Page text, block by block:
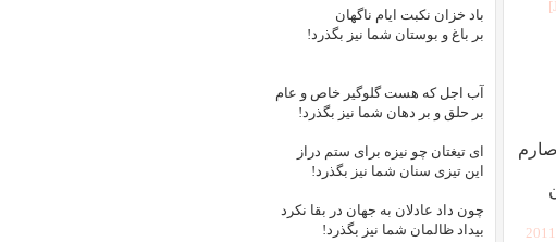
باد خزان نکبت ایام ناگهان
بر باغ و بوستان شما نیز بگذرد!
آب اجل که هست گلوگیر خاص و عام
بر حلق و بر دهان شما نیز بگذرد!
ای تیغتان چو نیزه برای ستم دراز
این تیزی سنان شما نیز بگذرد!
چون داد عادلان به جهان در بقا نکرد
بیداد ظالمان شما نیز بگذرد!
[2011